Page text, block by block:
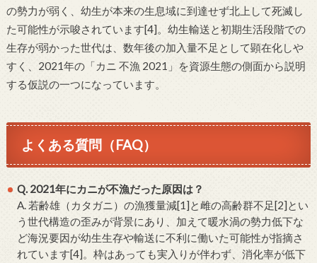
の勢力が弱く、幼生が本来の生息域に到達せず北上して死滅し
た可能性が示唆されています[4]。幼生輸送と初期生活段階での
生存が弱かった世代は、数年後の加入量不足として顕在化しや
すく、2021年の「カニ 不漁 2021」を資源生態の側面から説明
する仮説の一つになっています。
よくある質問（FAQ）
Q. 2021年にカニが不漁だった原因は？
A. 若齢雄（カタガニ）の漁獲量減[1]と雌の高齢群不足[2]とい
う世代構造の歪みが背景にあり、加えて暖水渦の勢力低下な
ど海況要因が幼生生存や輸送に不利に働いた可能性が指摘さ
れています[4]。枠はあっても実入りが伴わず、消化率が低下